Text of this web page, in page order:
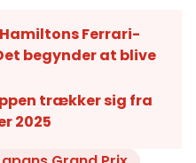
Ferrari-
begynder at blive
trækker sig fra
2025